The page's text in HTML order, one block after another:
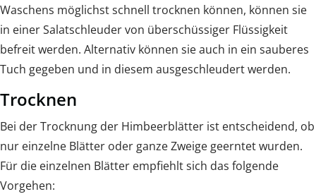
Waschens möglichst schnell trocknen können, können sie
in einer Salatschleuder von überschüssiger Flüssigkeit
befreit werden. Alternativ können sie auch in ein sauberes
Tuch gegeben und in diesem ausgeschleudert werden.
Trocknen
Bei der Trocknung der Himbeerblätter ist entscheidend, ob
nur einzelne Blätter oder ganze Zweige geerntet wurden.
Für die einzelnen Blätter empfiehlt sich das folgende
Vorgehen: